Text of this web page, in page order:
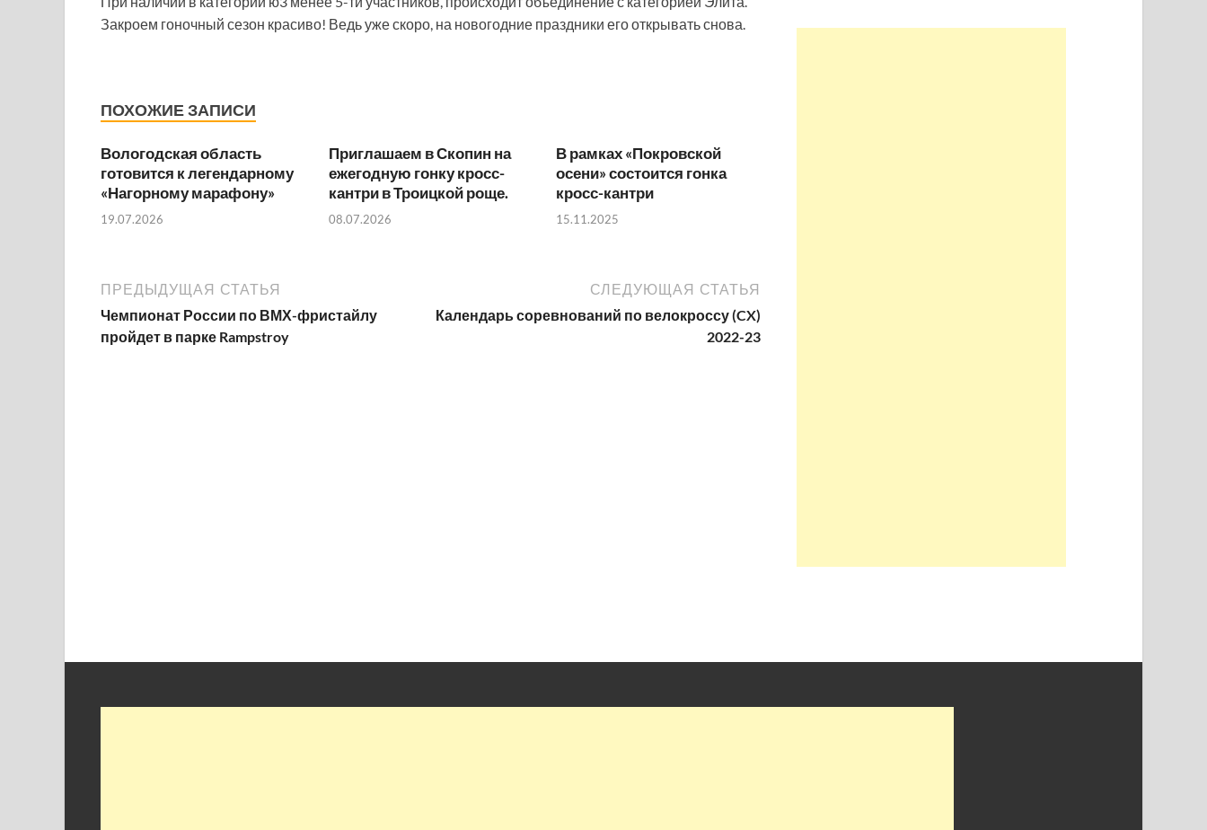
Закроем гоночный сезон красиво! Ведь уже скоро, на новогодние праздники его открывать снова.
ПОХОЖИЕ ЗАПИСИ
Вологодская область
готовится к легендарному
«Нагорному марафону»
19.07.2026
Приглашаем в Скопин на
ежегодную гонку кросс-
кантри в Троицкой роще.
08.07.2026
В рамках «Покровской
осени» состоится гонка
кросс-кантри
15.11.2025
ПРЕДЫДУЩАЯ СТАТЬЯ
Чемпионат России по ВМХ-фристайлу
пройдет в парке Rampstroy
СЛЕДУЮЩАЯ СТАТЬЯ
Календарь соревнований по велокроссу (CX)
2022-23